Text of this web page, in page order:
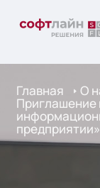
Главная О
Приглашение
предприятии»